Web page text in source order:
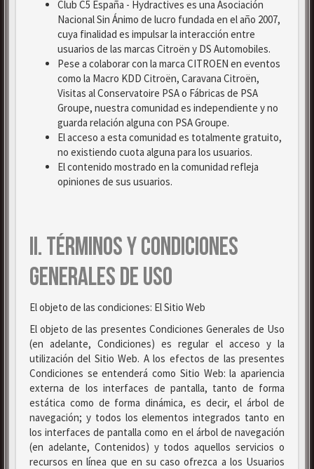
Club C5 España - Hydractives es una Asociación
Nacional Sin Ánimo de lucro fundada en el año 2007,
cuya finalidad es impulsar la interacción entre
usuarios de las marcas Citroën y DS Automobiles.
Pese a colaborar con la marca CITROEN en eventos
como la Macro KDD Citroën, Caravana Citroën,
Visitas al Conservatoire PSA o Fábricas de PSA
Groupe, nuestra comunidad es independiente y no
guarda relación alguna con PSA Groupe.
El acceso a esta comunidad es totalmente gratuito,
no existiendo cuota alguna para los usuarios.
El contenido mostrado en la comunidad refleja
opiniones de sus usuarios.
II. TÉRMINOS Y CONDICIONES
GENERALES DE USO
El objeto de las condiciones: El Sitio Web
El objeto de las presentes Condiciones Generales de Uso
(en adelante, Condiciones) es regular el acceso y la
utilización del Sitio Web. A los efectos de las presentes
Condiciones se entenderá como Sitio Web: la apariencia
externa de los interfaces de pantalla, tanto de forma
estática como de forma dinámica, es decir, el árbol de
navegación; y todos los elementos integrados tanto en
los interfaces de pantalla como en el árbol de navegación
(en adelante, Contenidos) y todos aquellos servicios o
recursos en línea que en su caso ofrezca a los Usuarios